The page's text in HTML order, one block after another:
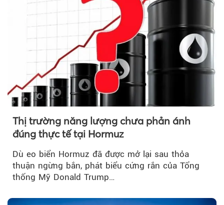
Thị trường năng lượng chưa phản ánh
đúng thực tế tại Hormuz
Dù eo biển Hormuz đã được mở lại sau thỏa
thuận ngừng bắn, phát biểu cứng rắn của Tổng
thống Mỹ Donald Trump…